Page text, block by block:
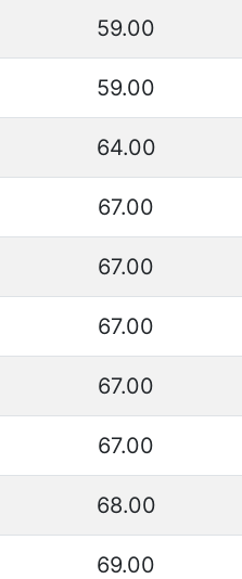
59.00
59.00
64.00
67.00
67.00
67.00
67.00
67.00
68.00
69.00